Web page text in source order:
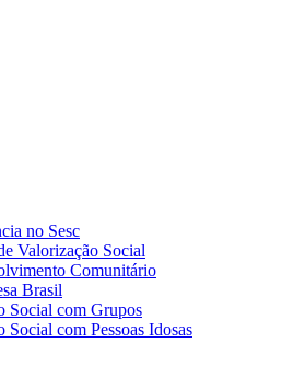
no Sesc
Valorização Social
Comunitário
Brasil
Social com Grupos
Social com Pessoas Idosas